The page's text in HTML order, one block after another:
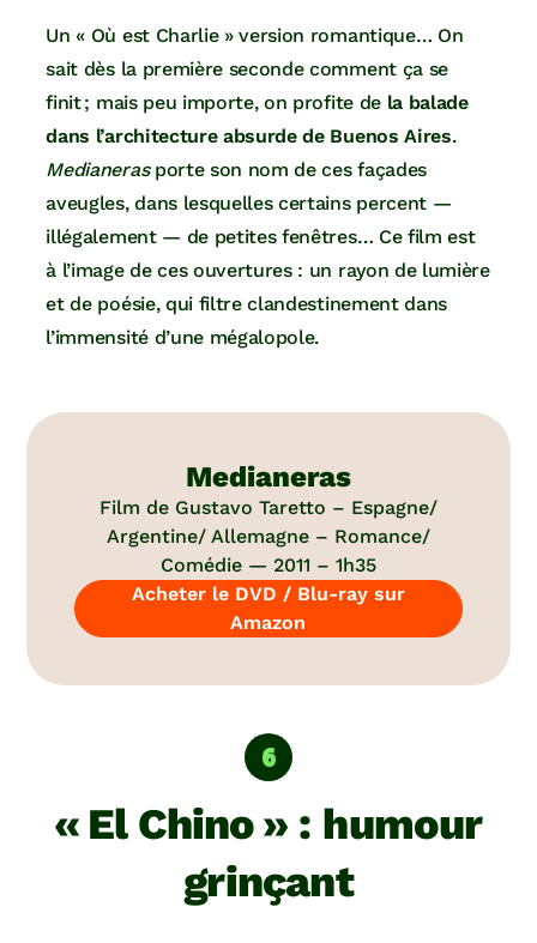
Un « Où est Charlie » version romantique… On
sait dès la première seconde comment ça se
finit ; mais peu importe, on profite de la balade
dans l’architecture absurde de Buenos Aires.
Medianerasporte son nom de ces façades
aveugles, dans lesquelles certains percent —
illégalement — de petites fenêtres… Ce film est
à l’image de ces ouvertures : un rayon de lumière
et de poésie, qui filtre clandestinement dans
l’immensité d’une mégalopole.
Medianeras
Film de Gustavo Taretto – Espagne/
Argentine/ Allemagne – Romance/
Comédie — 2011 – 1h35
Acheter le DVD / Blu-ray sur
Amazon
« El Chino » : humour
grinçant